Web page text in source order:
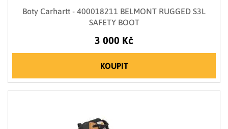
Boty Carhartt - 400018211 BELMONT RUGGED S3L
SAFETY BOOT
3 000 Kč
KOUPIT